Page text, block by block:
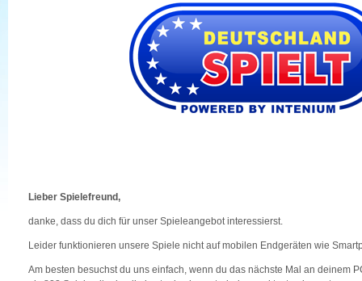
Lieber Spielefreund,
danke, dass du dich für unser Spieleangebot interessierst.
Leider funktionieren unsere Spiele nicht auf mobilen Endgeräten wie
Am besten besuchst du uns einfach, wenn du das nächste Mal an deinem